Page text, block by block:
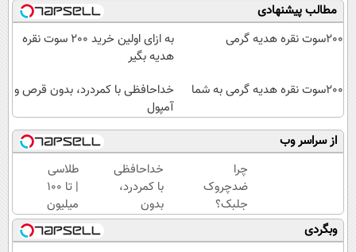
مطالب پیشنهادی
200سوت نقره هدیه گرمی
به ازای اولین خرید 200 سوت نقره
هدیه بگیر
200سوت نقره هدیه گرمی به شما
خداحافظی با کمردرد، بدون قرص و
آمپول
از سراسر وب
چرا
ضدچروک
جلبک؟
چون
بدون
خداحافظی
با کمردرد،
بدون
قرص و
آمپول
طلاسی
| تا 100
میلیون
وام
آنی
وبگردی